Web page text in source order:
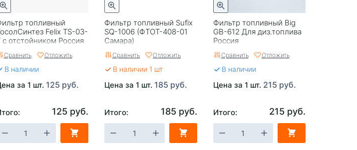
топливный
Felix TS-03-
с отстойником Россия
Сравнить Отложить
В наличии
за 1 шт. 125 руб.
125 руб.
Фильтр топливный Sufix
SQ-1006 (ФТОТ-408-01
Самара)
Сравнить Отложить
В наличии 1 шт
Цена за 1 шт. 185 руб.
Итого: 185 руб.
Фильтр топливный Big
GB-612 Для диз.топлива
Россия
Сравнить Отложить
В наличии
Цена за 1 шт. 215 руб.
Итого: 215 руб.